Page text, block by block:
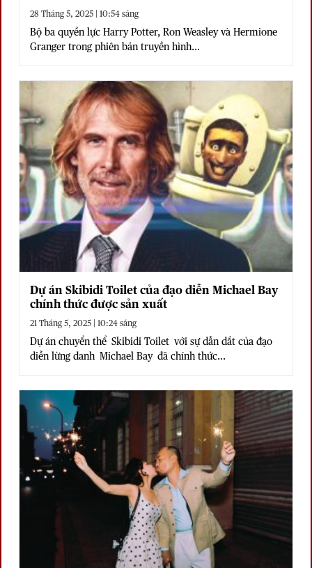
28 Tháng 5, 2025 | 10:54 sáng
Bộ ba quyền lực Harry Potter, Ron Weasley và Hermione
Granger trong phiên bản truyền hình...
Dự án Skibidi Toilet của đạo diễn Michael Bay
chính thức được sản xuất
21 Tháng 5, 2025 | 10:24 sáng
Dự án chuyển thể Skibidi Toilet với sự dẫn dắt của đạo
diễn lừng danh Michael Bay đã chính thức...